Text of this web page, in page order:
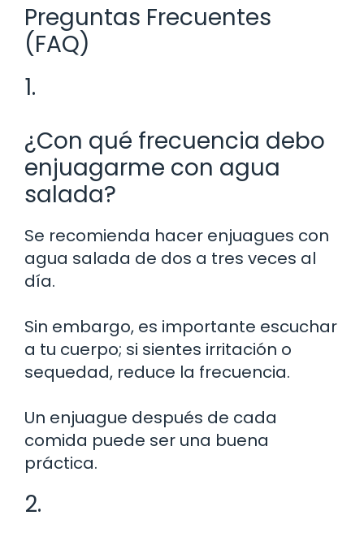
Preguntas Frecuentes
(FAQ)
1.
¿Con qué frecuencia debo
enjuagarme con agua
salada?
Se recomienda hacer enjuagues con
agua salada de dos a tres veces al
día.
Sin embargo, es importante escuchar
a tu cuerpo; si sientes irritación o
sequedad, reduce la frecuencia.
Un enjuague después de cada
comida puede ser una buena
práctica.
2.